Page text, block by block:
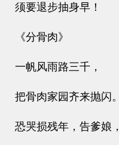
须要退步抽身早！
《分骨肉》
一帆风雨路三千，
把骨肉家园齐来抛闪。
恐哭损残年，告爹娘，